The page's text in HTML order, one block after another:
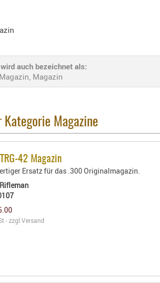
auch bezeichnet als:
Magazin
Magazine
42 Magazin
Ersatz für das .300 Originalmagazin.
- zzgl.Versand